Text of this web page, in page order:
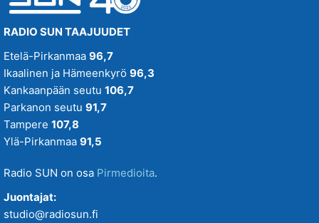
RADIO SUN TAAJUUDET
Etelä-Pirkanmaa 96,7
Ikaalinen ja Hämeenkyrö 96,3
Kankaanpään seutu 106,7
Parkanon seutu 91,7
Tampere 107,8
Ylä-Pirkanmaa 91,5
Radio SUN on osa Pirmedioita.
Juontajat:
studio@radiosun.fi